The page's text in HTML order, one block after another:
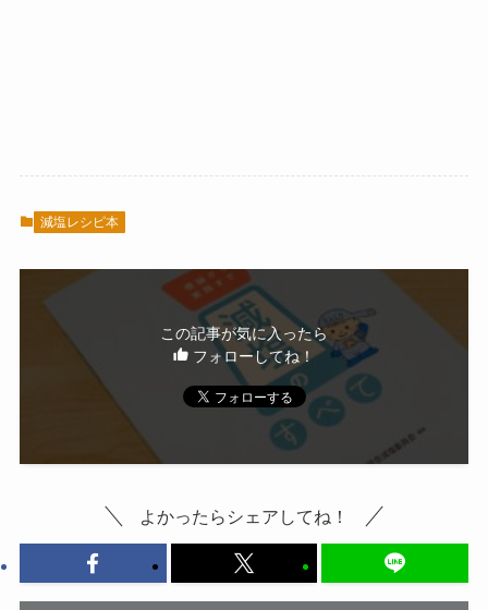
減塩レシピ本
この記事が気に入ったら
フォローしてね！
よかったらシェアしてね！